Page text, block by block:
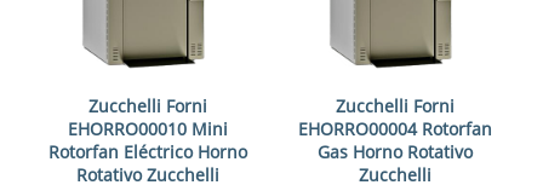
Zucchelli Forni
EHORRO00010 Mini
Rotorfan Eléctrico Horno
Rotativo Zucchelli
Zucchelli Forni
EHORRO00004 Rotorfan
Gas Horno Rotativo
Zucchelli